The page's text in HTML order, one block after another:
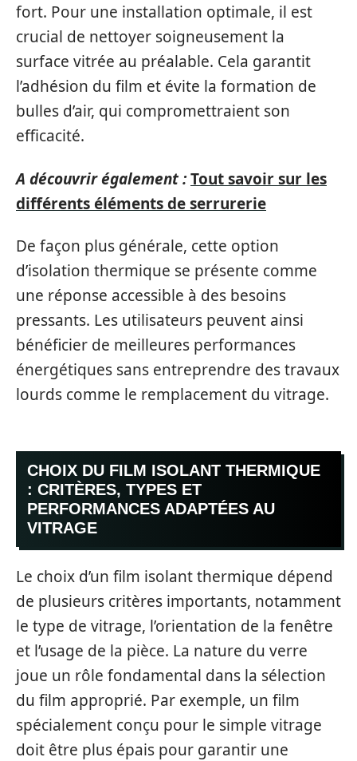
fort. Pour une installation optimale, il est
crucial de nettoyer soigneusement la
surface vitrée au préalable. Cela garantit
l’adhésion du film et évite la formation de
bulles d’air, qui compromettraient son
efficacité.
A découvrir également :Tout savoir sur les
différents éléments de serrurerie
De façon plus générale, cette option
d’isolation thermique se présente comme
une réponse accessible à des besoins
pressants. Les utilisateurs peuvent ainsi
bénéficier de meilleures performances
énergétiques sans entreprendre des travaux
lourds comme le remplacement du vitrage.
CHOIX DU FILM ISOLANT THERMIQUE
: CRITÈRES, TYPES ET
PERFORMANCES ADAPTÉES AU
VITRAGE
Le choix d’un film isolant thermique dépend
de plusieurs critères importants, notamment
le type de vitrage, l’orientation de la fenêtre
et l’usage de la pièce. La nature du verre
joue un rôle fondamental dans la sélection
du film approprié. Par exemple, un film
spécialement conçu pour le simple vitrage
doit être plus épais pour garantir une